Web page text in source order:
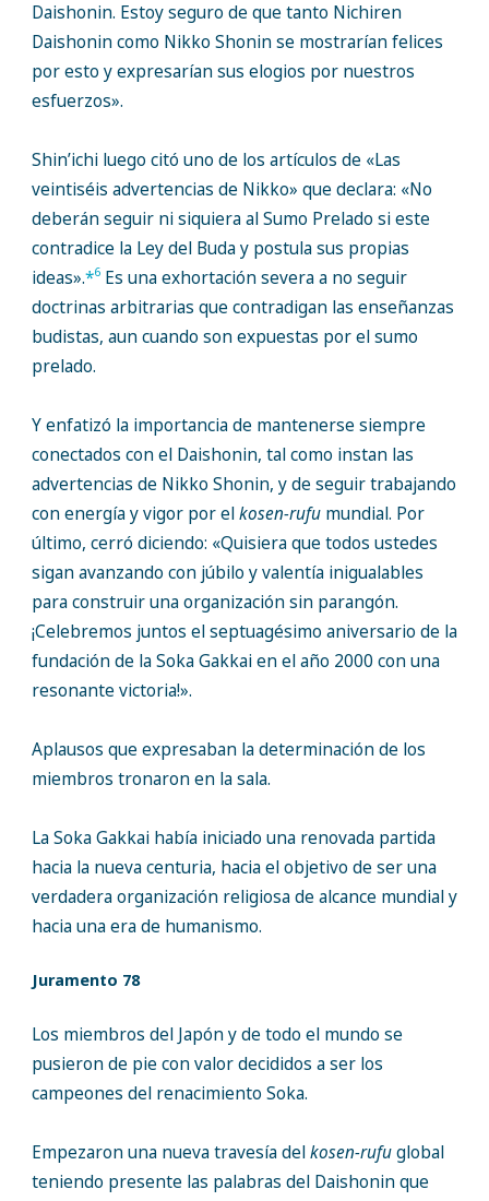
Daishonin. Estoy seguro de que tanto Nichiren
Daishonin como Nikko Shonin se mostrarían felices
por esto y expresarían sus elogios por nuestros
esfuerzos».
Shin’ichi luego citó uno de los artículos de «Las
veintiséis advertencias de Nikko» que declara: «No
deberán seguir ni siquiera al Sumo Prelado si este
contradice la Ley del Buda y postula sus propias
ideas».*6Es una exhortación severa a no seguir
doctrinas arbitrarias que contradigan las enseñanzas
budistas, aun cuando son expuestas por el sumo
prelado.
Y enfatizó la importancia de mantenerse siempre
conectados con el Daishonin, tal como instan las
advertencias de Nikko Shonin, y de seguir trabajando
con energía y vigor por elkosen-rufu mundial. Por
último, cerró diciendo: «Quisiera que todos ustedes
sigan avanzando con júbilo y valentía inigualables
para construir una organización sin parangón.
¡Celebremos juntos el septuagésimo aniversario de la
fundación de la Soka Gakkai en el año 2000 con una
resonante victoria!».
Aplausos que expresaban la determinación de los
miembros tronaron en la sala.
La Soka Gakkai había iniciado una renovada partida
hacia la nueva centuria, hacia el objetivo de ser una
verdadera organización religiosa de alcance mundial y
hacia una era de humanismo.
Juramento 78
Los miembros del Japón y de todo el mundo se
pusieron de pie con valor decididos a ser los
campeones del renacimiento Soka.
Empezaron una nueva travesía delkosen-rufuglobal
teniendo presente las palabras del Daishonin que